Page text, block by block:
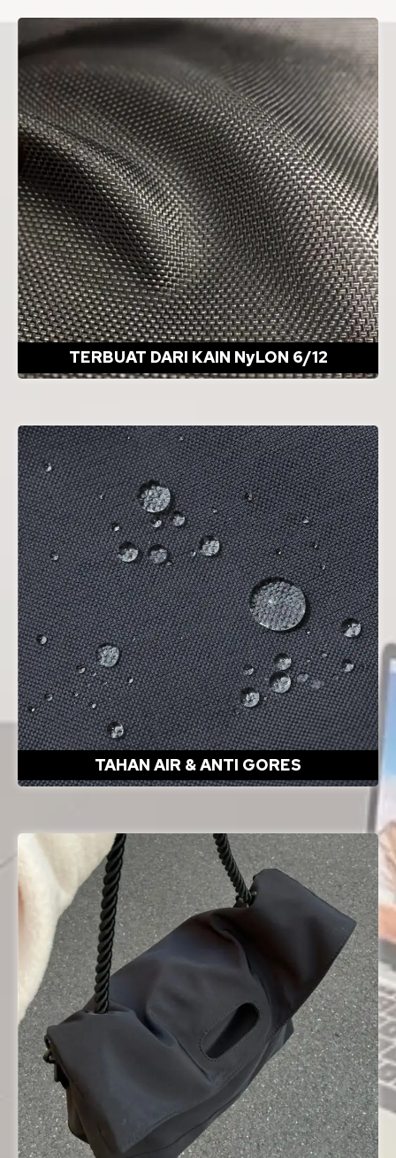
TERBUAT DARI KAIN NyLON 6/12
TAHAN AIR & ANTI GORES